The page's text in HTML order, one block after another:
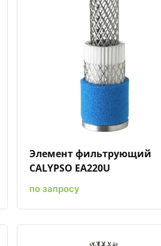
Быстрый просмотрДобавить к сравнению
Элемент фильтрующий
CALYPSO EA220U
по запросу